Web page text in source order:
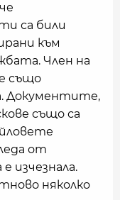
са били
към
Член на
също
Документите,
също са
от
изчезнала.
няколко